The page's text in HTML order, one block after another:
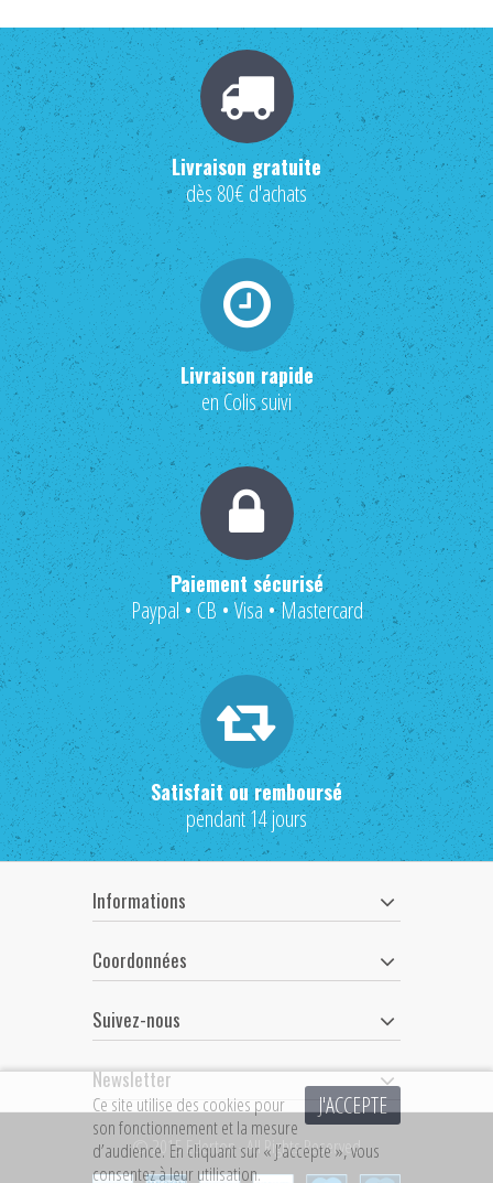
Livraison gratuite
dès 80€ d'achats
Livraison rapide
en Colis suivi
Paiement sécurisé
Paypal • CB • Visa • Mastercard
Satisfait ou remboursé
pendant 14 jours
Informations
Coordonnées
Suivez-nous
Newsletter
© 2015 Ederton - All Rights Reserved
J'ACCEPTE
Ce site utilise des cookies pour
son fonctionnement et la mesure
d’audience. En cliquant sur « J’accepte », vous
consentez à leur utilisation.